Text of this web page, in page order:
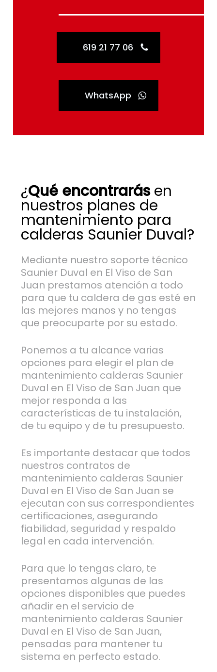
619 21 77 06
WhatsApp
¿Qué encontrarásen
nuestros planes de
mantenimiento para
calderas Saunier Duval?
Mediante nuestro soporte técnico
Saunier Duval en El Viso de San
Juan prestamos atención a todo
para que tu caldera de gas esté en
las mejores manos y no tengas
que preocuparte por su estado.
Ponemos a tu alcance varias
opciones para elegir el plan de
mantenimiento calderas Saunier
Duval en El Viso de San Juan que
mejor responda a las
características de tu instalación,
de tu equipo y de tu presupuesto.
Es importante destacar que todos
nuestros contratos de
mantenimiento calderas Saunier
Duval en El Viso de San Juan se
ejecutan con sus correspondientes
certificaciones, asegurando
fiabilidad, seguridad y respaldo
legal en cada intervención.
Para que lo tengas claro, te
presentamos algunas de las
opciones disponibles que puedes
añadir en el servicio de
mantenimiento calderas Saunier
Duval en El Viso de San Juan,
pensadas para mantener tu
sistema en perfecto estado.